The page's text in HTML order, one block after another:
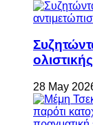
28 May